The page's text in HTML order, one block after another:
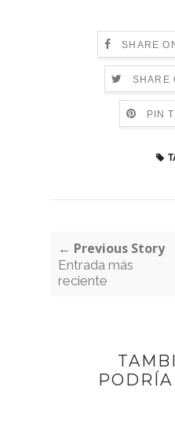
SHARE
SHARE
PIN
← Previous Story
Entrada más
reciente
PODRÍA